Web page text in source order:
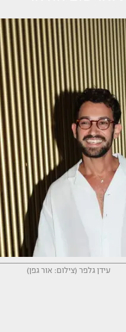
עידן גלפר (צילום: אור גפן)